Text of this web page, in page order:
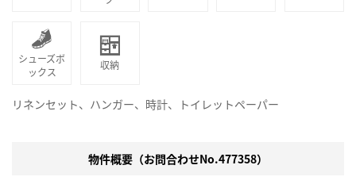
シューズボ
ックス
収納
リネンセット、ハンガー、時計、トイレットペーパー
物件概要（お問合わせNo.477358）